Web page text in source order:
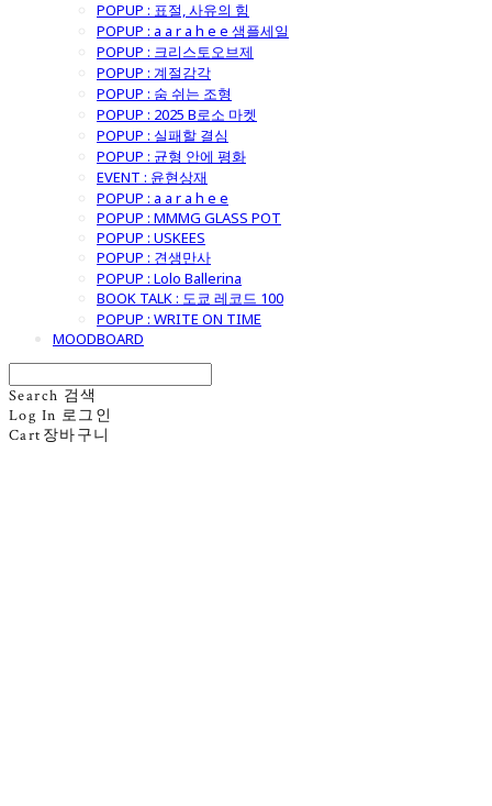
POPUP : 표절, 사유의 힘
POPUP : a a r a h e e 샘플세일
POPUP : 크리스토오브제
POPUP : 계절감각
POPUP : 숨 쉬는 조형
POPUP : 2025 B로소 마켓
POPUP : 실패할 결심
POPUP : 균형 안에 평화
EVENT : 윤현상재
POPUP : a a r a h e e
POPUP : MMMG GLASS POT
POPUP : USKEES
POPUP : 견생만사
POPUP : Lolo Ballerina
BOOK TALK : 도쿄 레코드 100
POPUP : WRITE ON TIME
MOODBOARD
Search 검색
Log In 로그인
Cart 장바구니